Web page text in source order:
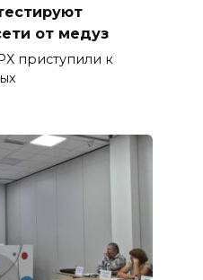
от медуз
приступили к